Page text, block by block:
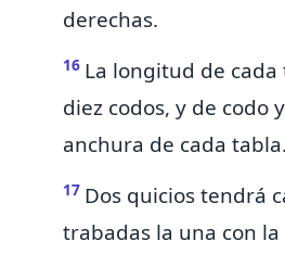
derechas.
16 La longitud de cada
diez codos, y de codo
anchura de cada tabla.
17 Dos quicios tendrá
trabadas la una con